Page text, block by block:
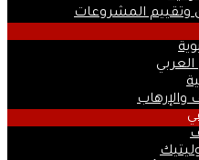
وتقييم المشروعات
والإرهاب